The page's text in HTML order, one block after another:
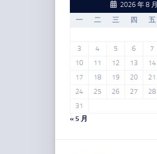
2026 年 8 月
一
二 三 四 五
3
4 5 6 7
10
11 12 13 14
17
18 19 20 21
24
25 26 27 28
31
« 5 月